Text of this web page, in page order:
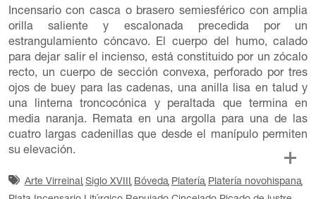
Incensario con casca o brasero semiesférico con amplia
orilla saliente y escalonada precedida por un
estrangulamiento cóncavo. El cuerpo del humo, calado
para dejar salir el incienso, está constituido por un zócalo
recto, un cuerpo de sección convexa, perforado por tres
ojos de buey para las cadenas, una anilla lisa en talud y
una linterna troncocónica y peraltada que termina en
media naranja. Remata en una argolla para una de las
cuatro largas cadenillas que desde el manípulo permiten
su elevación.
Arte Virreinal Siglo XVIII Bóveda Platería Platería novohispana